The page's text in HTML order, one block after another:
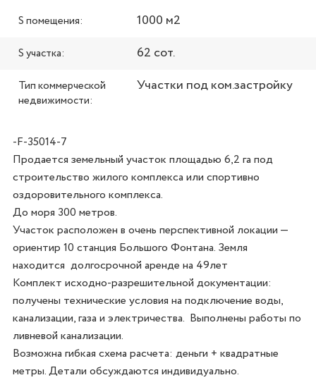
S помещения: 1000 м2
S участка: 62 сот.
Тип коммерческой
недвижимости:
Участки под ком.застройку
-F-35014-7
Продается земельный участок площадью 6,2 га под
строительство жилого комплекса или спортивно
оздоровительного комплекса.
До моря 300 метров.
Участок расположен в очень перспективной локации —
ориентир 10 станция Большого Фонтана. Земля
находится  долгосрочной аренде на 49лет
Комплект исходно-разрешительной документации:
получены технические условия на подключение воды,
канализации, газа и электричества.  Выполнены работы по
ливневой канализации.
Возможна гибкая схема расчета: деньги + квадратные
метры. Детали обсуждаются индивидуально.